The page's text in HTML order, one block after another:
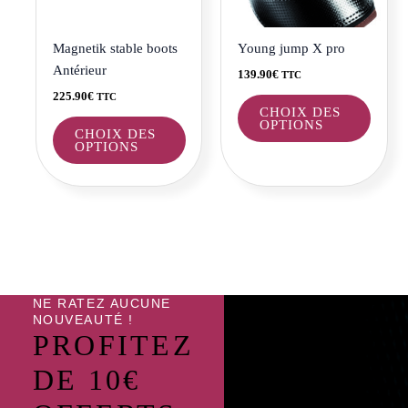
Magnetik stable boots
Antérieur
225.90€ TTC
CHOIX DES
OPTIONS
page
du
produit
Young jump X pro
139.90€ TTC
CHOIX DES
OPTIONS
la
du
NE RATEZ AUCUNE
NOUVEAUTÉ !
PROFITEZ
DE 10€